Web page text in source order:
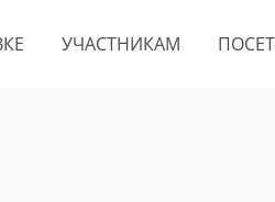
УЧАСТНИКАМ